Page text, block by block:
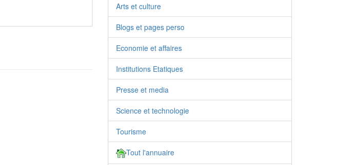
Arts et culture
Blogs et pages perso
Economie et affaires
Institutions Etatiques
Presse et media
Science et technologie
Tourisme
Tout l'annuaire